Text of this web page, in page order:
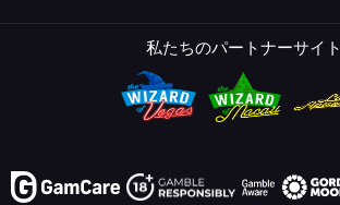
私たちのパートナーサイト